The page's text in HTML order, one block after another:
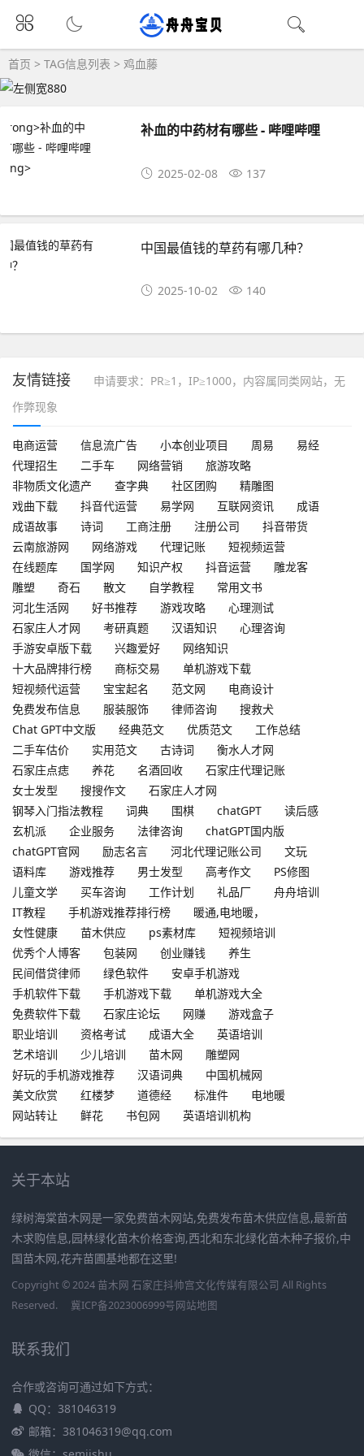
首页 > TAG信息列表 > 鸡血藤
补血的中药材有哪些 - 哔哩哔哩
2025-02-08 137
中国最值钱的草药有哪几种？
2025-10-02 140
友情链接
申请要求：PR≥1，IP≥1000，内容属同类网站，无
作弊现象
电商运营 信息流广告 小本创业项目 周易
易经
代理招生
二手车 网络营销
旅游攻略
非物质文化遗产
查字典 社区团购
精雕图
戏曲下载
抖音代运营 易学网 互联网资讯
成语
成语故事
诗词 工商注册 注册公司
抖音带货
云南旅游网
网络游戏 代理记账
短视频运营
在线题库
国学网 知识产权 抖音运营
雕龙客
雕塑
奇石 散文 自学教程
常用文书
河北生活网
好书推荐 游戏攻略
心理测试
石家庄人才网
考研真题 汉语知识
心理咨询
手游安卓版下载
兴趣爱好
网络知识
十大品牌排行榜
商标交易
单机游戏下载
短视频代运营
宝宝起名 范文网
电商设计
免费发布信息
服装服饰 律师咨询
搜救犬
Chat GPT中文版
经典范文 优质范文
工作总结
二手车估价
实用范文 古诗词
衡水人才网
石家庄点痣
养花 名酒回收
石家庄代理记账
女士发型
搜搜作文
石家庄人才网
钢琴入门指法教程
词典 围棋 chatGPT
读后感
玄机派
企业服务 法律咨询
chatGPT国内版
chatGPT官网
励志名言 河北代理记账公司
文玩
语料库
游戏推荐 男士发型 高考作文
PS修图
儿童文学
买车咨询 工作计划 礼品厂
舟舟培训
IT教程
手机游戏推荐排行榜
暖通,电地暖，
女性健康
苗木供应 ps素材库
短视频培训
优秀个人博客
包装网 创业赚钱
养生
民间借贷律师
绿色软件
安卓手机游戏
手机软件下载
手机游戏下载
单机游戏大全
免费软件下载
石家庄论坛 网赚
游戏盒子
职业培训
资格考试 成语大全
英语培训
艺术培训
少儿培训 苗木网
雕塑网
好玩的手机游戏推荐
汉语词典
中国机械网
美文欣赏
红楼梦 道德经 标准件
电地暖
网站转让
鲜花 书包网 英语培训机构
关于本站
绿树海棠苗木网是一家免费苗木网站,免费发布苗木供应信息,最新苗
木求购信息,园林绿化苗木价格查询,西北和东北绿化苗木种子报价,中
国苗木网,花卉苗圃基地都在这里!
Copyright © 2024 苗木网 石家庄抖帅宫文化传媒有限公司 All Rights
Reserved.
冀ICP备2023006999号网站地图
联系我们
合作或咨询可通过如下方式：
QQ：381046319
邮箱：381046319@qq.com